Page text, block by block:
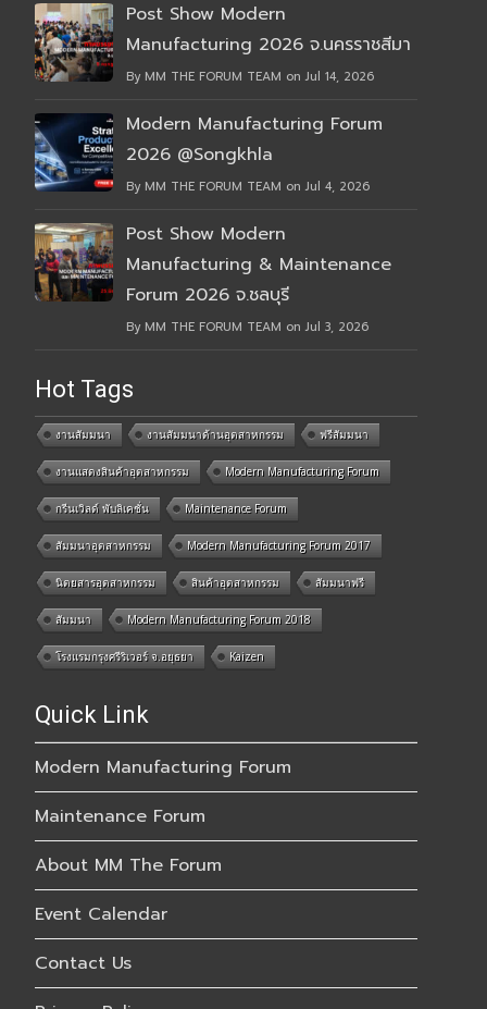
Post Show Modern
Manufacturing 2026 จ.นครราชสีมา
By MM THE FORUM TEAM on Jul 14, 2026
Modern Manufacturing Forum
2026 @Songkhla
By MM THE FORUM TEAM on Jul 4, 2026
Post Show Modern
Manufacturing & Maintenance
Forum 2026 จ.ชลบุรี
By MM THE FORUM TEAM on Jul 3, 2026
Hot Tags
งานสัมมนา งานสัมมนาด้านอุตสาหกรรม ฟรีสัมมนา
งานแสดงสินค้าอุตสาหกรรม Modern Manufacturing Forum
กรีนเวิลด์ พับลิเคชั่น Maintenance Forum
สัมมนาอุตสาหกรรม Modern Manufacturing Forum 2017
นิตยสารอุตสาหกรรม สินค้าอุตสาหกรรม สัมมนาฟรี
สัมมนา Modern Manufacturing Forum 2018
โรงแรมกรุงศรีริเวอร์ จ.อยุธยา Kaizen
Quick Link
Modern Manufacturing Forum
Maintenance Forum
About MM The Forum
Event Calendar
Contact Us